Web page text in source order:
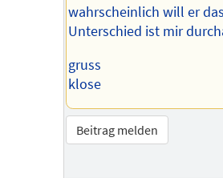
wahrscheinlich will er
Unterschied ist mir
gruss
klose
Beitrag melden